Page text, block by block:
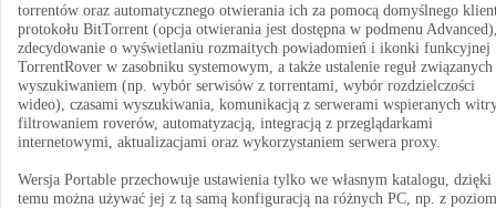
torrentów oraz automatycznego otwierania ich za pomocą domyślnego
protokołu BitTorrent (opcja otwierania jest dostępna w podmenu
zdecydowanie o wyświetlaniu rozmaitych powiadomień i ikonki funkcyjnej
TorrentRover w zasobniku systemowym, a także ustalenie reguł związanych
wyszukiwaniem (np. wybór serwisów z torrentami, wybór rozdzielczości
wideo), czasami wyszukiwania, komunikacją z serwerami wspieranych
filtrowaniem roverów, automatyzacją, integracją z przeglądarkami
internetowymi, aktualizacjami oraz wykorzystaniem serwera proxy.
Wersja Portable przechowuje ustawienia tylko we własnym katalogu, dzięki
temu można używać jej z tą samą konfiguracją na różnych PC, np. z